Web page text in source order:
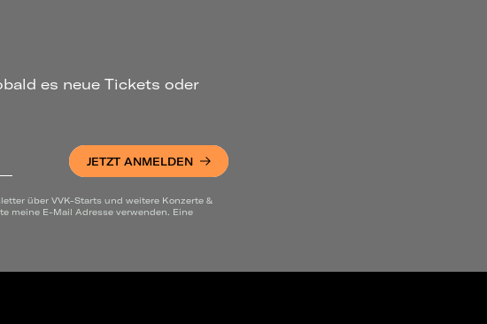
es neue Tickets oder
JETZT ANMELDEN
über VVK-Starts und weitere Konzerte &
meine E-Mail Adresse verwenden. Eine